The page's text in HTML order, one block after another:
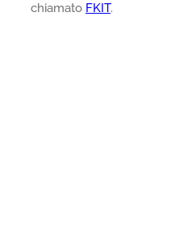
chiamato FKIT.